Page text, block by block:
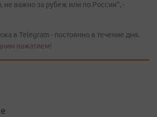
не важно за рубеж или по России", -
в Telegram - постоянно в течение дня.
нажатием!